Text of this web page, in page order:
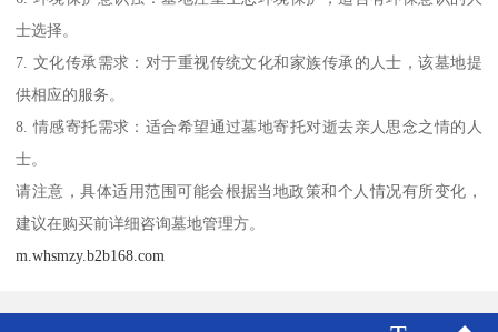
士选择。
7. 文化传承需求：对于重视传统文化和家族传承的人士，该墓地提
供相应的服务。
8. 情感寄托需求：适合希望通过墓地寄托对逝去亲人思念之情的人
士。
请注意，具体适用范围可能会根据当地政策和个人情况有所变化，
建议在购买前详细咨询墓地管理方。
m.whsmzy.b2b168.com